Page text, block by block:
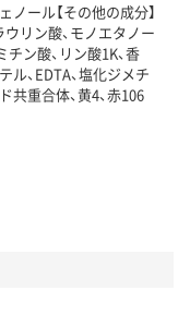
ノール【その他の成分】
ウリン酸、モノエタノー
チン酸、リン酸1K、香
、EDTA、塩化ジメチ
共重合体、黄4、赤106